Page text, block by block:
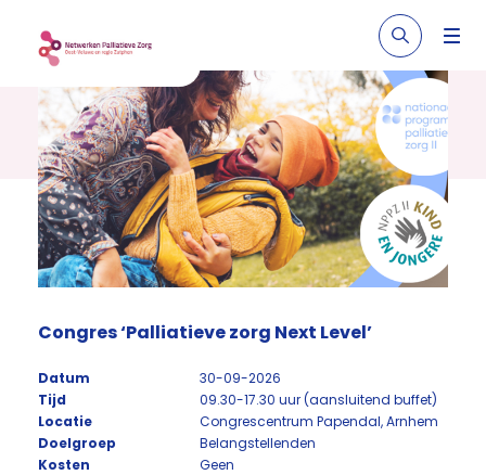
Congres ‘Palliatieve zorg Next Level’
Datum
30-09-2026
Tijd
09.30-17.30 uur (aansluitend buffet)
Locatie
Congrescentrum Papendal, Arnhem
Doelgroep
Belangstellenden
Kosten
Geen